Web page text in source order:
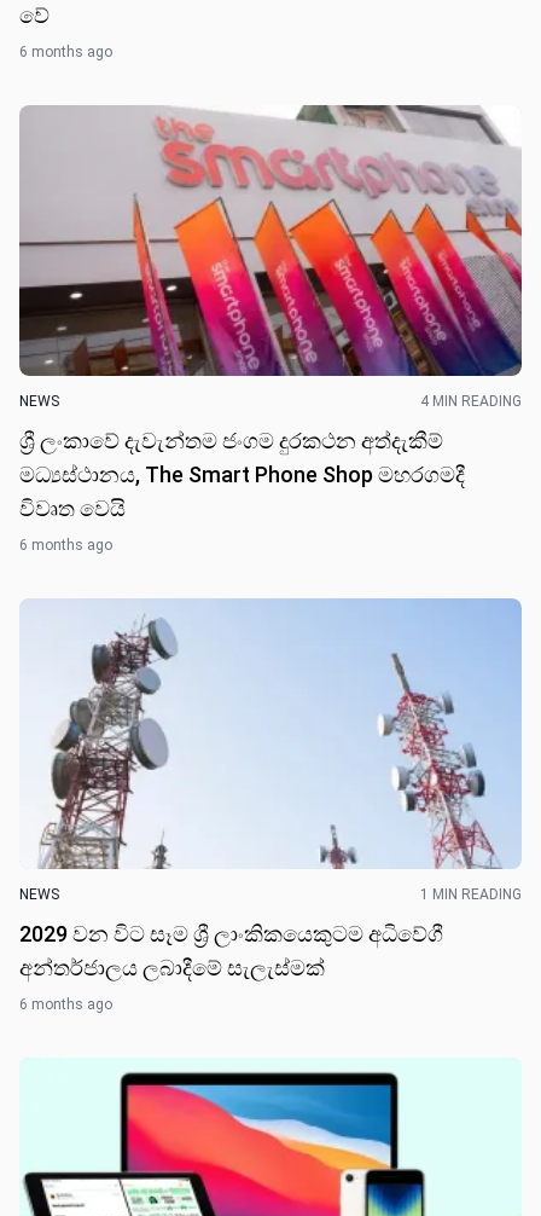
වේ
6 months ago
NEWS 4 MIN READING
ශ්‍රී ලංකාවේ දැවැන්තම ජංගම දුරකථන අත්දැකීම්
මධ්‍යස්ථානය, The Smart Phone Shop මහරගමදී
විවෘත වෙයි
6 months ago
NEWS 1 MIN READING
2029 වන විට සෑම ශ්‍රී ලාංකිකයෙකුටම අධිවේගී
අන්තර්ජාලය ලබාදීමේ සැලැස්ම​ක්
6 months ago